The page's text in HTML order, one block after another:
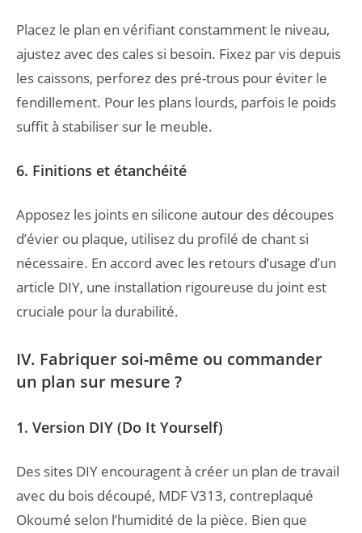
Placez le plan en vérifiant constamment le niveau,
ajustez avec des cales si besoin. Fixez par vis depuis
les caissons, perforez des pré-trous pour éviter le
fendillement. Pour les plans lourds, parfois le poids
suffit à stabiliser sur le meuble.
6. Finitions et étanchéité
Apposez les joints en silicone autour des découpes
d’évier ou plaque, utilisez du profilé de chant si
nécessaire. En accord avec les retours d’usage d’un
article DIY, une installation rigoureuse du joint est
cruciale pour la durabilité.
IV. Fabriquer soi-même ou commander
un plan sur mesure ?
1. Version DIY (Do It Yourself)
Des sites DIY encouragent à créer un plan de travail
avec du bois découpé, MDF V313, contreplaqué
Okoumé selon l’humidité de la pièce. Bien que